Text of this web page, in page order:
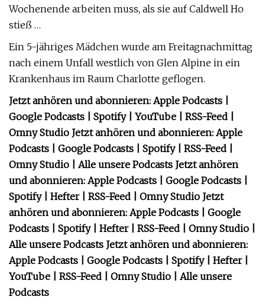
Wochenende arbeiten muss, als sie auf Caldwell Ho
stieß …
Ein 5-jähriges Mädchen wurde am Freitagnachmittag
nach einem Unfall westlich von Glen Alpine in ein
Krankenhaus im Raum Charlotte geflogen.
Jetzt anhören und abonnieren: Apple Podcasts |
Google Podcasts | Spotify | YouTube | RSS-Feed |
Omny Studio Jetzt anhören und abonnieren: Apple
Podcasts | Google Podcasts | Spotify | RSS-Feed |
Omny Studio | Alle unsere Podcasts Jetzt anhören
und abonnieren: Apple Podcasts | Google Podcasts |
Spotify | Hefter | RSS-Feed | Omny Studio Jetzt
anhören und abonnieren: Apple Podcasts | Google
Podcasts | Spotify | Hefter | RSS-Feed | Omny Studio |
Alle unsere Podcasts Jetzt anhören und abonnieren:
Apple Podcasts | Google Podcasts | Spotify | Hefter |
YouTube | RSS-Feed | Omny Studio | Alle unsere
Podcasts